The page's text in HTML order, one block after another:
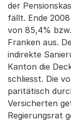
der
fällt. Ende
von 85,4%
Franken aus.
indirekte
Kanton die
schliesst. Die
paritätisch
Versicherten
Regierungsrat